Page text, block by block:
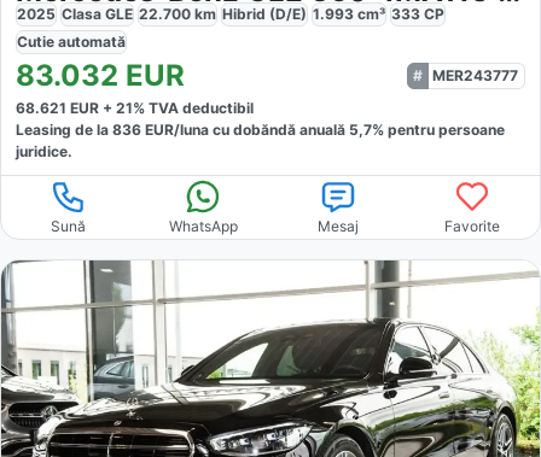
2025 Clasa GLE 22.700 km Hibrid (D/E) 1.993 cm³ 333 CP
Cutie automată
83.032 EUR
MER243777
68.621 EUR + 21% TVA deductibil
Leasing de la 836 EUR/luna cu dobăndă anuală 5,7% pentru persoane
juridice.
Sună WhatsApp Mesaj Favorite